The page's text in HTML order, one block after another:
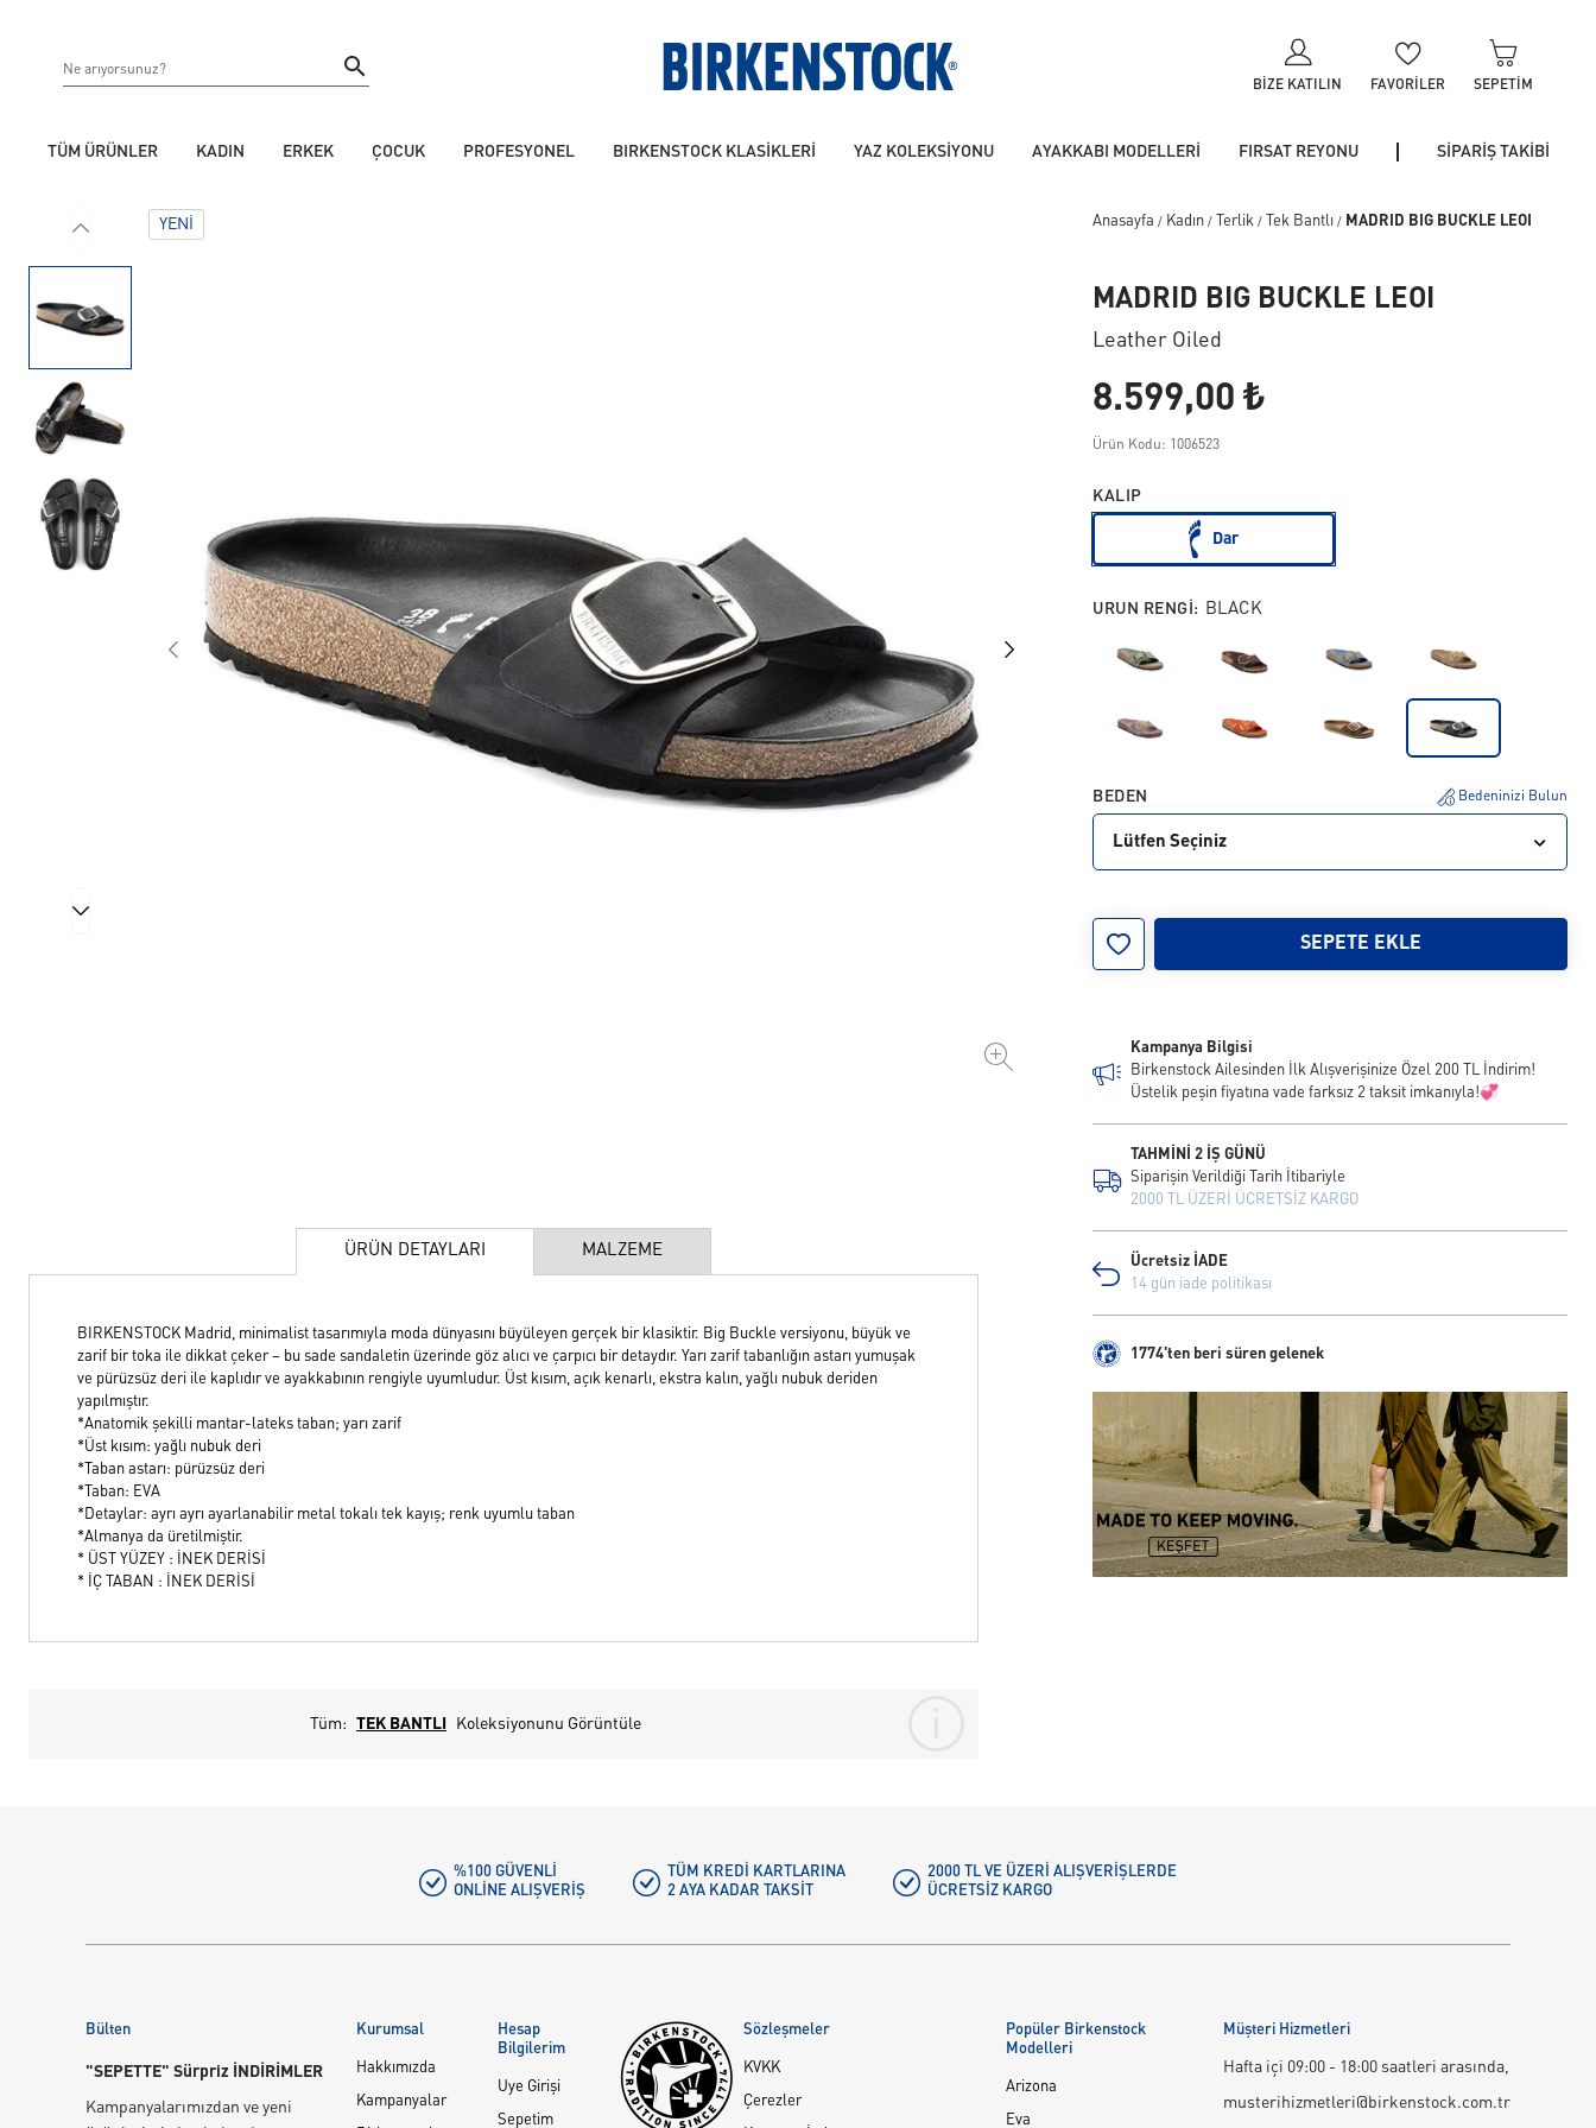
BIZE KATILIN FAVORILER SEPETIM
TÜM ÜRÜNLER KADIN ERKEK ÇOCUK PROFESYONEL BIRKENSTOCK KLASİKLERİ YAZ KOLEKSİYONU AYAKKABI MODELLERİ FIRSAT REYONU SİPARİŞ TAKİBİ
YENI
ÜRÜN DETAYLARI MALZEME
BIRKENSTOCK Madrid, minimalist tasarımıyla moda dünyasını büyüleyen gerçek bir klasiktir. Big Buckle versiyonu, büyük ve
zarif bir toka ile dikkat çeker – bu sade sandaletin üzerinde göz alıcı ve çarpıcı bir detaydır. Yarı zarif tabanlığın astarı yumuşak
ve pürüzsüz deri ile kaplıdır ve ayakkabının rengiyle uyumludur. Üst kısım, açık kenarlı, ekstra kalın, yağlı nubuk deriden
yapılmıştır.
*Anatomik şekilli mantar-lateks taban; yarı zarif
*Üst kısım: yağlı nubuk deri
*Taban astarı: pürüzsüz deri
*Taban: EVA
*Detaylar: ayrı ayrı ayarlanabilir metal tokalı tek kayış; renk uyumlu taban
*Almanya da üretilmiştir.
* ÜST YÜZEY : İNEK DERİSİ
* İÇ TABAN : İNEK DERİSİ
Tüm: TEK BANTLI Koleksiyonunu Görüntüle
Anasayfa / Kadın / Terlik / Tek Bantlı / MADRID BIG BUCKLE LEOI
MADRID BIG BUCKLE LEOI
Leather Oiled
8.599,00 ₺
Ürün Kodu: 1006523
KALIP
Dar
URUN RENGI: BLACK
BEDEN Bedeninizi Bulun
Lütfen Seçiniz
SEPETE EKLE
Kampanya Bilgisi
Birkenstock Ailesinden İlk Alışverişinize Özel 200 TL İndirim!
Üstelik peşin fiyatına vade farksız 2 taksit imkanıyla!💞
TAHMİNİ 2 İŞ GÜNÜ
Siparişin Verildiği Tarih İtibariyle
2000 TL ÜZERİ ÜCRETSİZ KARGO
Ücretsiz İADE
14 gün iade politikası
1774'ten beri süren gelenek
%100 GÜVENLI
ONLINE ALIŞVERIŞ
TÜM KREDI KARTLARINA
2 AYA KADAR TAKSIT
2000 TL VE ÜZERİ ALIŞVERİŞLERDE
ÜCRETSIZ KARGO
Bülten
"SEPETTE" Sürpriz İNDİRİMLER
Kampanyalarımızdan ve yeni
Kurumsal
Hakkımızda
Kampanyalar
Hesap
Bilgilerim
Üye Girişi
Sepetim
Sözleşmeler
KVKK
Çerezler
Popüler Birkenstock
Modelleri
Arizona
Eva
Müşteri Hizmetleri
Hafta içi 09:00 - 18:00 saatleri arasında,
musterihizmetleri@birkenstock.com.tr